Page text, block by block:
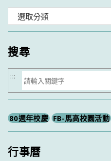
類
搜尋
搜
尋
:::
80週年校慶 FB-馬高校園活動
行事曆